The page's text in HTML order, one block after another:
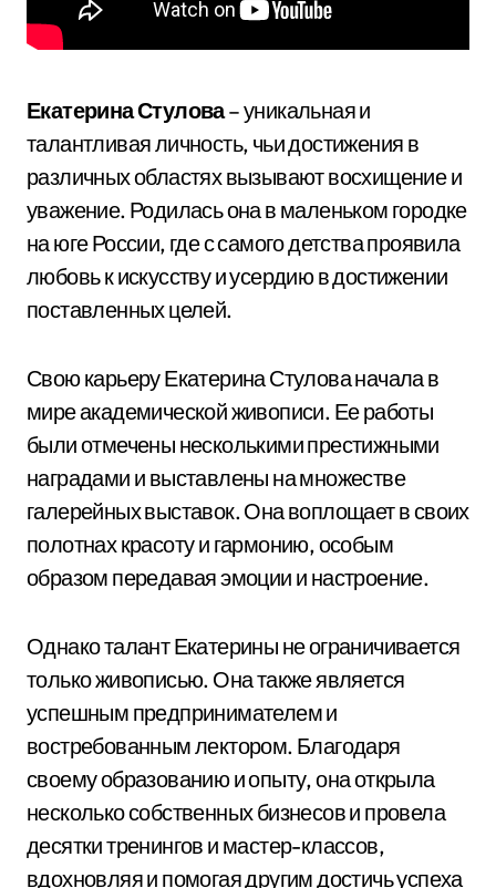
Екатерина Стулова– уникальная и
талантливая личность, чьи достижения в
различных областях вызывают восхищение и
уважение. Родилась она в маленьком городке
на юге России, где с самого детства проявила
любовь к искусству и усердию в достижении
поставленных целей.
Свою карьеру Екатерина Стулова начала в
мире академической живописи. Ее работы
были отмечены несколькими престижными
наградами и выставлены на множестве
галерейных выставок. Она воплощает в своих
полотнах красоту и гармонию, особым
образом передавая эмоции и настроение.
Однако талант Екатерины не ограничивается
только живописью. Она также является
успешным предпринимателем и
востребованным лектором. Благодаря
своему образованию и опыту, она открыла
несколько собственных бизнесов и провела
десятки тренингов и мастер-классов,
вдохновляя и помогая другим достичь успеха